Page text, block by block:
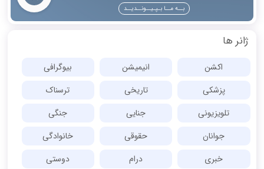
بــه مــا بـپـیــونــدیــد
ژانر ها
اکشن انیمیشن
بیوگرافی
پزشکی
تاریخی
ترسناک
تلویزیونی
جنایی
جنگی
جوانان
حقوقی
خانوادگی
خبری
درام
دوستی